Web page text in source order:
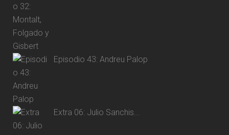
Episodio 43: Andreu Palop
Extra 06: Julio Sanchis...